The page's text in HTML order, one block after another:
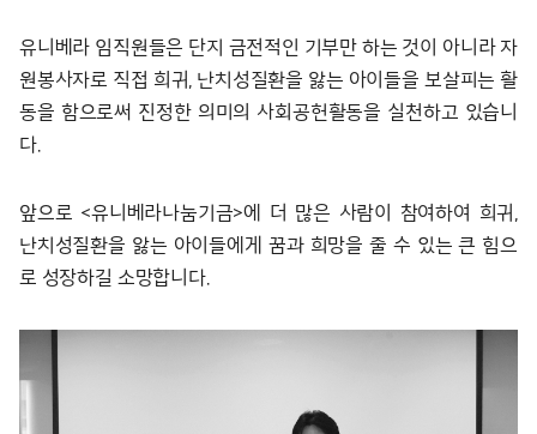
유니베라 임직원들은 단지 금전적인 기부만 하는 것이 아니라 자
원봉사자로 직접 희귀, 난치성질환을 앓는 아이들을 보살피는 활
동을 함으로써 진정한 의미의 사회공헌활동을 실천하고 있습니
다.
앞으로 <유니베라나눔기금>에 더 많은 사람이 참여하여 희귀,
난치성질환을 앓는 아이들에게 꿈과 희망을 줄 수 있는 큰 힘으
로 성장하길 소망합니다.